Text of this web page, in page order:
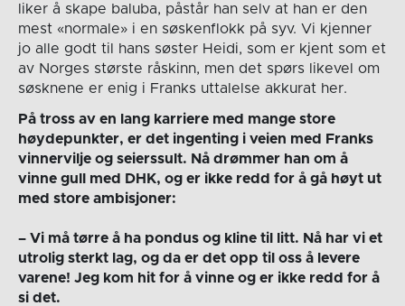
liker å skape baluba, påstår han selv at han er den
mest «normale» i en søskenflokk på syv. Vi kjenner
jo alle godt til hans søster Heidi, som er kjent som et
av Norges største råskinn, men det spørs likevel om
søsknene er enig i Franks uttalelse akkurat her.
På tross av en lang karriere med mange store
høydepunkter, er det ingenting i veien med Franks
vinnervilje og seierssult. Nå drømmer han om å
vinne gull med DHK, og er ikke redd for å gå høyt ut
med store ambisjoner:
– Vi må tørre å ha pondus og kline til litt. Nå har vi et
utrolig sterkt lag, og da er det opp til oss å levere
varene! Jeg kom hit for å vinne og er ikke redd for å
si det.